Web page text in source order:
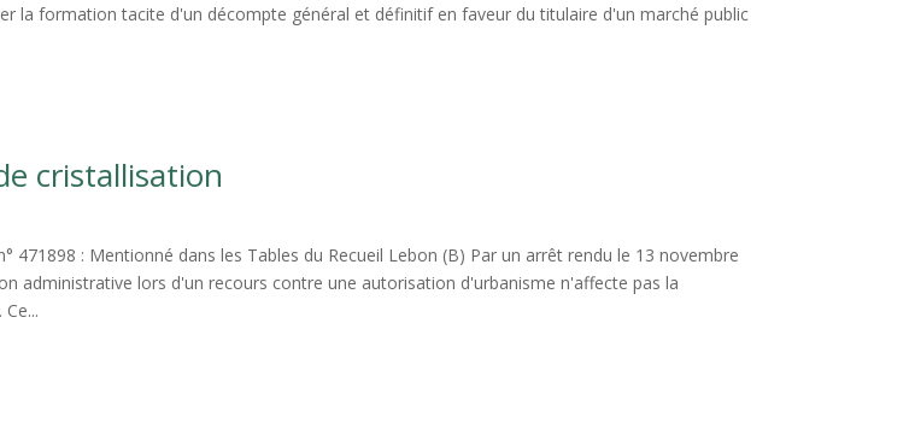
la formation tacite d'un décompte général et définitif en faveur du titulaire d'un marché public
cristallisation
471898 : Mentionné dans les Tables du Recueil Lebon (B) Par un arrêt rendu le 13 novembre
administrative lors d'un recours contre une autorisation d'urbanisme n'affecte pas la